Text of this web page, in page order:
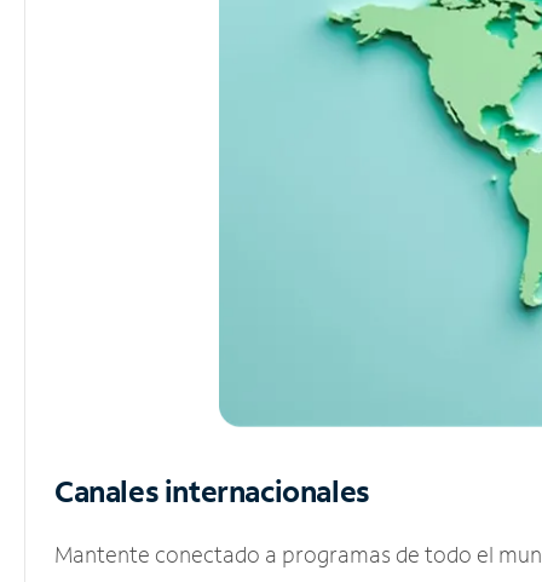
Canales internacionales
Mantente conectado a programas de todo el